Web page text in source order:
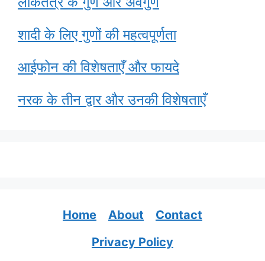
शादी के लिए गुणों की महत्वपूर्णता
आईफोन की विशेषताएँ और फायदे
नरक के तीन द्वार और उनकी विशेषताएँ
Home About
Contact
Privacy Policy